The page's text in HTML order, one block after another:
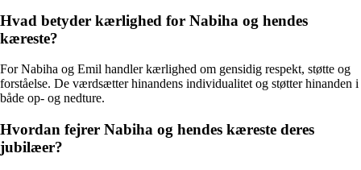
Hvad betyder kærlighed for Nabiha og hendes
kæreste?
For Nabiha og Emil handler kærlighed om gensidig respekt, støtte og
forståelse. De værdsætter hinandens individualitet og støtter hinanden i
både op- og nedture.
Hvordan fejrer Nabiha og hendes kæreste deres
jubilæer?